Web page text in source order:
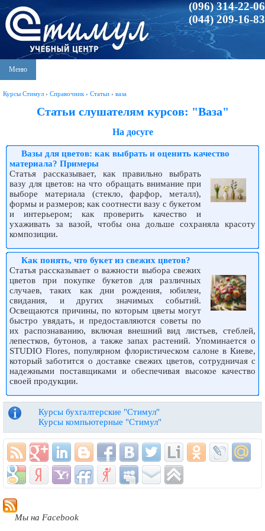
(096) 314-22-06
(044) 209-16-83
Меню
Курсы Стимул › Справочник › Статьи › ваза
Статьи слушателям курсов: "Ваза"
На досуге
Вазы для цветов: как выбрать и оценить качество
материала? Примеры
Статья рассказывает, как правильно выбрать
вазу для цветов: на что обращать внимание при
выборе материала (стекло, фарфор, металл),
формы и размеров; как соотнести вазу с букетом
и интерьером; как проверить качество и
ухаживать за вазой, чтобы она дольше сохраняла красоту
композиции.
Как понять, что букет из свежих цветов?
Статья рассказывает о важности выбора свежих
цветов при покупке букетов для различных
случаев, таких как дни рождения, юбилеи,
свидания, и других значимых событий.
Освещаются причины, по которым цветы могут
быстро увядать, и предоставляются советы по
их распознаванию, включая внешний вид листьев, стеблей,
лепестков, бутонов, а также запах растений. Упоминается о
STUDIO Flores, популярном флористическом салоне в Киеве,
который заботится о доставке свежих цветов, сотрудничая с
надежными поставщиками и обеспечивая высокое качество
своей продукции.
Курсы бухгалтерские "Стимул"
Курсы компьютерные "Стимул"
Мы на Facebook